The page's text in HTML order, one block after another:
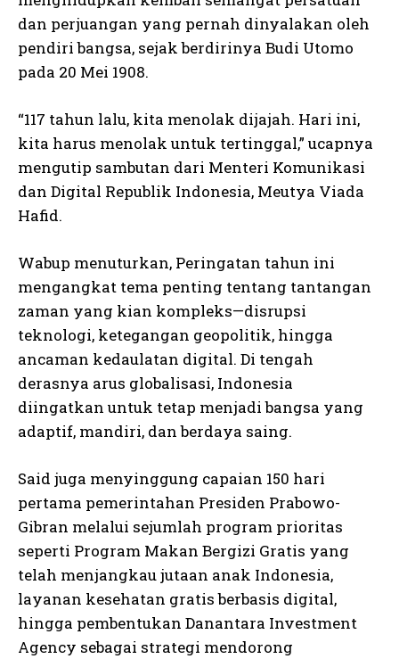
dan perjuangan yang pernah dinyalakan oleh
pendiri bangsa, sejak berdirinya Budi Utomo
pada 20 Mei 1908.
“117 tahun lalu, kita menolak dijajah. Hari ini,
kita harus menolak untuk tertinggal,” ucapnya
mengutip sambutan dari Menteri Komunikasi
dan Digital Republik Indonesia, Meutya Viada
Hafid.
Wabup menuturkan, Peringatan tahun ini
mengangkat tema penting tentang tantangan
zaman yang kian kompleks—disrupsi
teknologi, ketegangan geopolitik, hingga
ancaman kedaulatan digital. Di tengah
derasnya arus globalisasi, Indonesia
diingatkan untuk tetap menjadi bangsa yang
adaptif, mandiri, dan berdaya saing.
Said juga menyinggung capaian 150 hari
pertama pemerintahan Presiden Prabowo-
Gibran melalui sejumlah program prioritas
seperti Program Makan Bergizi Gratis yang
telah menjangkau jutaan anak Indonesia,
layanan kesehatan gratis berbasis digital,
hingga pembentukan Danantara Investment
Agency sebagai strategi mendorong